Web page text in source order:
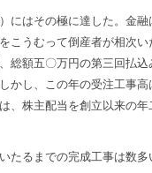
にはその極に達した。金融
こうむって倒産者が相次い
総額五〇万円の第三回払込
かし、この年の受注工事高
、株主配当を創立以来の年
たるまでの完成工事は数多